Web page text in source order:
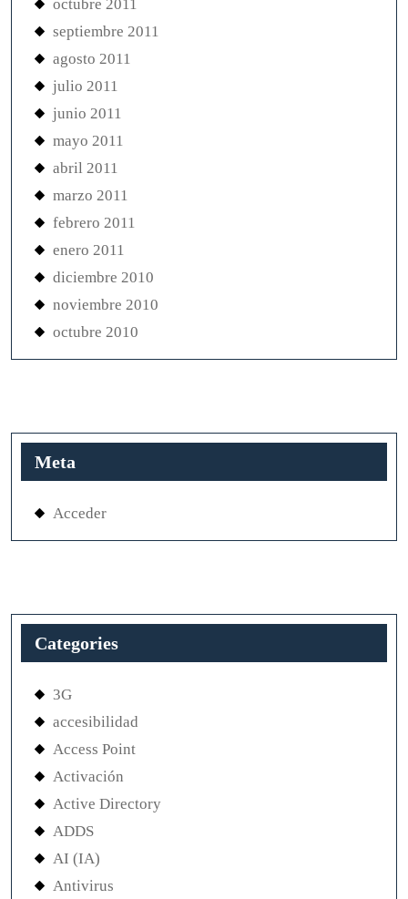
octubre 2011
septiembre 2011
agosto 2011
julio 2011
junio 2011
mayo 2011
abril 2011
marzo 2011
febrero 2011
enero 2011
diciembre 2010
noviembre 2010
octubre 2010
Meta
Acceder
Categories
3G
accesibilidad
Access Point
Activación
Active Directory
ADDS
AI (IA)
Antivirus